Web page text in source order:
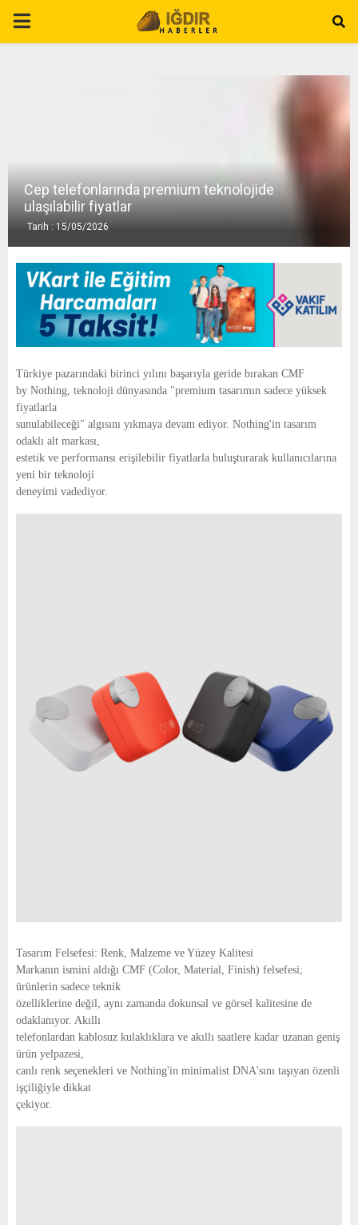
P
A
E
N
U
Cep telefonlarında premium teknolojide
ulaşılabilir fiyatlar
Tarih : 15/05/2026
Türkiye pazarındaki birinci yılını başarıyla geride bırakan CMF
by Nothing, teknoloji dünyasında "premium tasarımın sadece yüksek
fiyatlarla
sunulabileceği" algısını yıkmaya devam ediyor. Nothing'in tasarım
odaklı alt markası,
estetik ve performansı erişilebilir fiyatlarla buluşturarak kullanıcılarına
yeni bir teknoloji
deneyimi vadediyor.
Tasarım Felsefesi: Renk, Malzeme ve Yüzey Kalitesi
Markanın ismini aldığı CMF (Color, Material, Finish) felsefesi;
ürünlerin sadece teknik
özelliklerine değil, aynı zamanda dokunsal ve görsel kalitesine de
odaklanıyor. Akıllı
telefonlardan kablosuz kulaklıklara ve akıllı saatlere kadar uzanan geniş
ürün yelpazesi,
canlı renk seçenekleri ve Nothing'in minimalist DNA'sını taşıyan özenli
işçiliğiyle dikkat
çekiyor.